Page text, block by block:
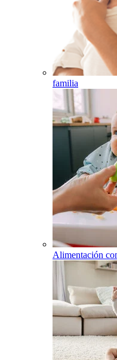
familia
Alimentación